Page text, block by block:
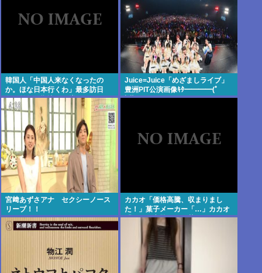
韓国人「中国人来なくなったの
か。ほな日本行くわ」最多訪日
数、前年同期比19%増
Juice=Juice「めざましライブ」
豊洲PIT公演画像ｷﾀ━━━━(ﾟ
∀ﾟ)━━━━!!
宮﨑あずさアナ セクシーノース
リーブ！！
カカオ「価格高騰、収まりまし
た！」菓子メーカー「…」カカオ
「あの…高騰が…」菓子メーカー
「値上げします！！」